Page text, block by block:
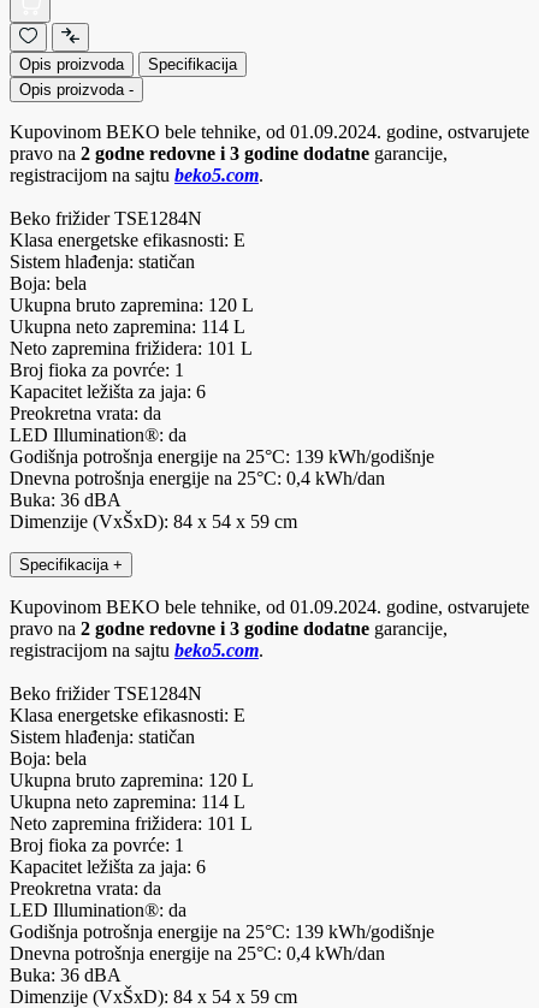
Opis proizvoda
Specifikacija
Opis proizvoda -
Kupovinom BEKO bele tehnike, od 01.09.2024. godine, ostvarujete
pravo na 2 godne redovne i 3 godine dodatne garancije,
registracijom na sajtu beko5.com.
Beko frižider TSE1284N
Klasa energetske efikasnosti: E
Sistem hlađenja: statičan
Boja: bela
Ukupna bruto zapremina: 120 L
Ukupna neto zapremina: 114 L
Neto zapremina frižidera: 101 L
Broj fioka za povrće: 1
Kapacitet ležišta za jaja: 6
Preokretna vrata: da
LED Illumination®: da
Godišnja potrošnja energije na 25°C: 139 kWh/godišnje
Dnevna potrošnja energije na 25°C: 0,4 kWh/dan
Buka: 36 dBA
Dimenzije (VxŠxD): 84 x 54 x 59 cm
Specifikacija +
Kupovinom BEKO bele tehnike, od 01.09.2024. godine, ostvarujete
pravo na 2 godne redovne i 3 godine dodatne garancije,
registracijom na sajtu beko5.com.
Beko frižider TSE1284N
Klasa energetske efikasnosti: E
Sistem hlađenja: statičan
Boja: bela
Ukupna bruto zapremina: 120 L
Ukupna neto zapremina: 114 L
Neto zapremina frižidera: 101 L
Broj fioka za povrće: 1
Kapacitet ležišta za jaja: 6
Preokretna vrata: da
LED Illumination®: da
Godišnja potrošnja energije na 25°C: 139 kWh/godišnje
Dnevna potrošnja energije na 25°C: 0,4 kWh/dan
Buka: 36 dBA
Dimenzije (VxŠxD): 84 x 54 x 59 cm